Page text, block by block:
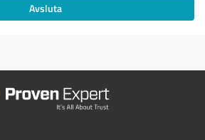
Avsluta